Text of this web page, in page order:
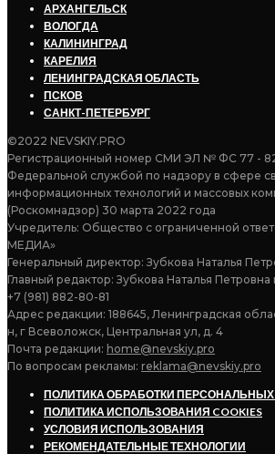
АРХАНГЕЛЬСК
ВОЛОГДА
КАЛИНИНГРАД
КАРЕЛИЯ
ЛЕНИНГРАДСКАЯ ОБЛАСТЬ
ПСКОВ
САНКТ-ПЕТЕРБУРГ
©2022 NEVSKIY.PRO
Регистрационный номер СМИ ЭЛ № ФС 77 -
Федеральной службой по надзору в сфере
информационных технологий и массовых
(Роскомнадзор) 30 марта 2022 года
Учредитель: Общество с ограниченной
МЕДИА»
Генеральный директор: Зубкова Наталья
Главный редактор: Зубкова Наталья
+7 (981) 882-80-81
Адрес редакции: 188645, Ленинградская
н, г Всеволожск, Центральная ул, д. 4
Почта редакции: home@nevskiy.pro
По вопросам рекламы: reklama@nevskiy.pro
ПОЛИТИКА ОБРАБОТКИ
ПОЛИТИКА ИСПОЛЬЗОВАНИЯ COOKIES
УСЛОВИЯ ИСПОЛЬЗОВАНИЯ
РЕКОМЕНДАТЕЛЬНЫЕ ТЕХНОЛОГИИ